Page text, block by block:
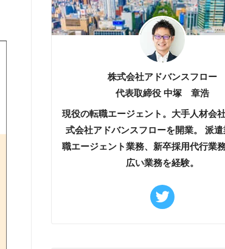
株式会社アドバンスフロー
代表取締役 中塚 章浩
現役の転職エージェント。大手人材会
式会社アドバンスフローを開業。 派
職エージェント業務、新卒採用代行業
広い業務を経験。